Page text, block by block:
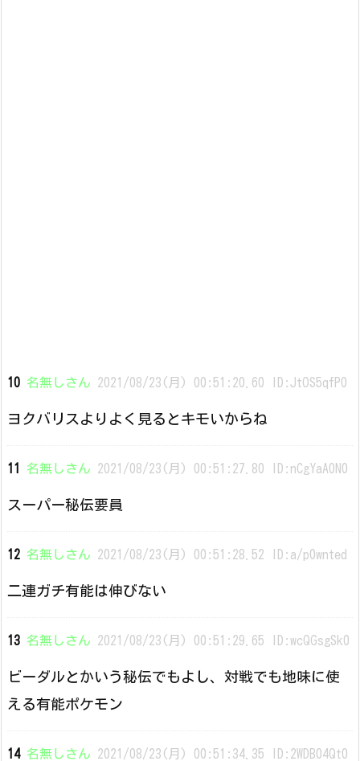
10 名無しさん 2021/08/23(月) 00:51:20.60 ID:JtOS5qfP0
ヨクバリスよりよく見るとキモいからね
11 名無しさん 2021/08/23(月) 00:51:27.80 ID:nCgYaA0N0
スーパー秘伝要員
12 名無しさん 2021/08/23(月) 00:51:28.52 ID:a/p0wnted
二連ガチ有能は伸びない
13 名無しさん 2021/08/23(月) 00:51:29.65 ID:wcQGsgSk0
ビーダルとかいう秘伝でもよし、対戦でも地味に使
える有能ポケモン
14 名無しさん 2021/08/23(月) 00:51:34.35 ID:2WDB04Qt0